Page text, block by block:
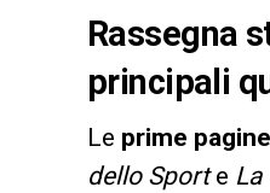
Rassegna
principali
Le prime pagine
dello Sporte La